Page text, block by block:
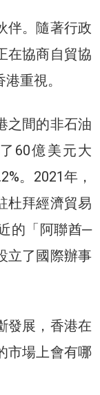
伴。隨著行政
在協商自貿協
重視。
之間的非石油
60億美元大
。2021年，
杜拜經濟貿易
的「阿聯酋─
立了國際辦事
發展，香港在
市場上會有哪